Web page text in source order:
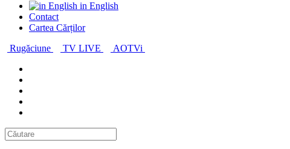
in English
Contact
Cartea Cărților
Rugăciune
TV LIVE AOTVi